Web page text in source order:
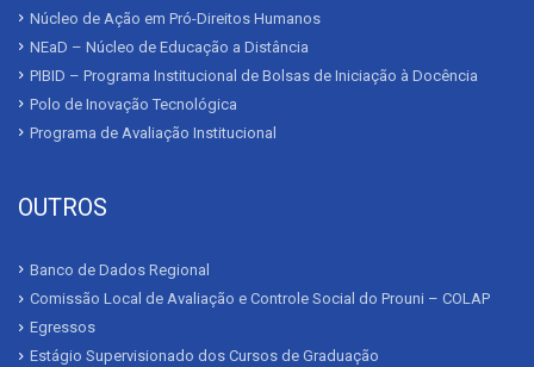
Núcleo de Ação em Pró-Direitos Humanos
NEaD – Núcleo de Educação a Distância
PIBID – Programa Institucional de Bolsas de Iniciação à Docência
Polo de Inovação Tecnológica
Programa de Avaliação Institucional
OUTROS
Banco de Dados Regional
Comissão Local de Avaliação e Controle Social do Prouni – COLAP
Egressos
Estágio Supervisionado dos Cursos de Graduação